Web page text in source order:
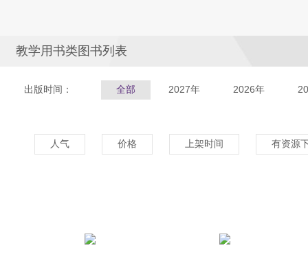
教学用书类图书列表
出版时间： 全部 2027年 2026年
人气 价格 上架时间 有资源